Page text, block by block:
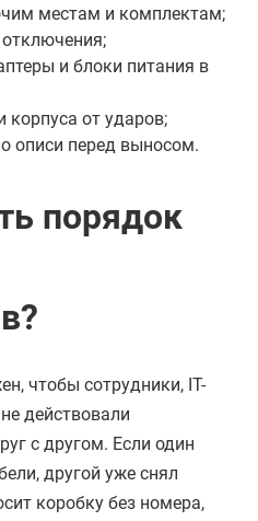
местам и комплектам;
и блоки питания в
от ударов;
описи перед выносом.
порядок
чтобы сотрудники, IT-
действовали
с другом. Если один
другой уже снял
коробку без номера,